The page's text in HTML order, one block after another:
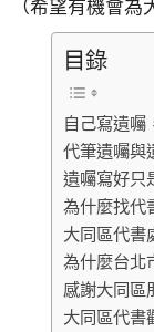
（希望有機會為
目錄
自己寫遺囑
代筆遺囑與
遺囑寫好只
為什麼找代
大同區代書
為什麼台北
感謝大同區
大同區代書